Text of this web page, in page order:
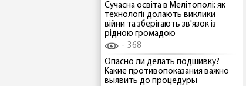
Сучасна освіта в Мелітополі: як
технології долають виклики
війни та зберігають зв'язок із
рідною громадою
368
Опасно ли делать подшивку?
Какие противопоказания важно
выявить до процедуры